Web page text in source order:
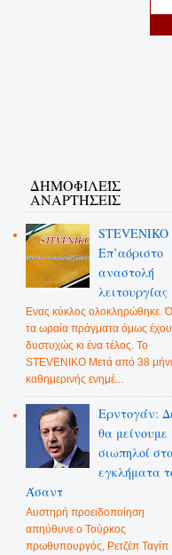
ΔΗΜΟΦΙΛΕΊΣ
ΑΝΑΡΤΉΣΕΙΣ
STEVENIKO
Επ’αόριστο
αναστολή
λειτουργίας
Ενας κύκλος ολοκληρώθηκε.
τα ωραία πράγματα όμως
δυστυχώς κι ένα τέλος. Το
STEVENIKO Μετά από 38
καθημερινής ενημέ...
Ερντογάν:
θα μείνουμε
σιωπηλοί
εγκλήματα
Άσαντ
Αυστηρή προειδοποίηση
απηύθυνε ο Τούρκος
πρωθυπουργός, Ρετζέπ Ταγίπ